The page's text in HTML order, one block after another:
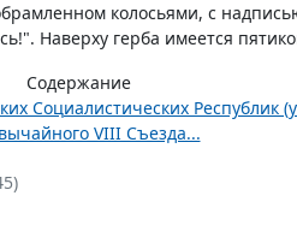
колосьями, с
Наверху герба имеется
Содержание
Социалистических Республик
VIII Съезда...